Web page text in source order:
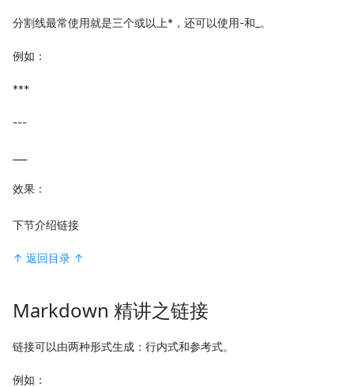
分割线最常使用就是三个或以上*，还可以使用-和_。
例如：
***
---
效果：
下节介绍链接
↑ 返回目录 ↑
Markdown 精讲之链接
链接可以由两种形式生成：行内式和参考式。
例如：